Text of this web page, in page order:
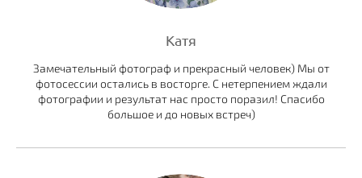
Катя
Замечательный фотограф и прекрасный человек) Мы от
фотосессии остались в восторге. С нетерпением ждали
фотографии и результат нас просто поразил! Спасибо
большое и до новых встреч)